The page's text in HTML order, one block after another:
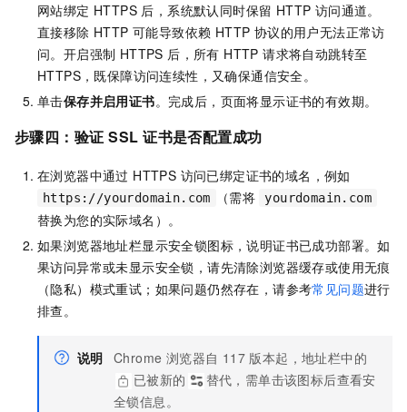
网站绑定 HTTPS 后，系统默认同时保留 HTTP 访问通道。
直接移除 HTTP 可能导致依赖 HTTP 协议的用户无法正常访
问。开启强制 HTTPS 后，所有 HTTP 请求将自动跳转至
HTTPS，既保障访问连续性，又确保通信安全。
单击保存并启用证书。完成后，页面将显示证书的有效期。
步骤四：验证 SSL 证书是否配置成功
在浏览器中通过 HTTPS 访问已绑定证书的域名，例如
https://yourdomain.com （需将 yourdomain.com
替换为您的实际域名）。
如果浏览器地址栏显示安全锁图标，说明证书已成功部署。如
果访问异常或未显示安全锁，请先清除浏览器缓存或使用无痕
（隐私）模式重试；如果问题仍然存在，请参考常见问题进行
排查。
说明 Chrome 浏览器自 117 版本起，地址栏中的
已被新的
替代，需单击该图标后查看安
全锁信息。